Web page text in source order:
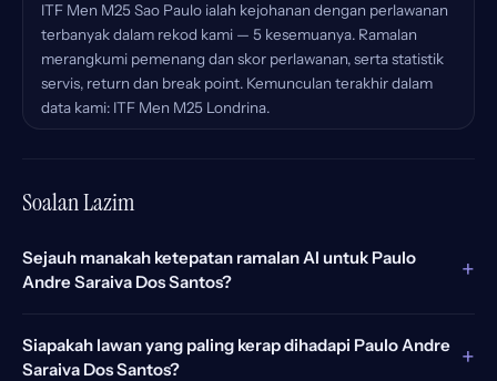
ITF Men M25 Sao Paulo ialah kejohanan dengan perlawanan
terbanyak dalam rekod kami — 5 kesemuanya. Ramalan
merangkumi pemenang dan skor perlawanan, serta statistik
servis, return dan break point. Kemunculan terakhir dalam
data kami: ITF Men M25 Londrina.
Soalan Lazim
Sejauh manakah ketepatan ramalan AI untuk Paulo
Andre Saraiva Dos Santos?
+
Siapakah lawan yang paling kerap dihadapi Paulo Andre
Saraiva Dos Santos?
+